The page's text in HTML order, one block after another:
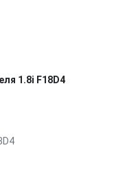
1.8i F18D4